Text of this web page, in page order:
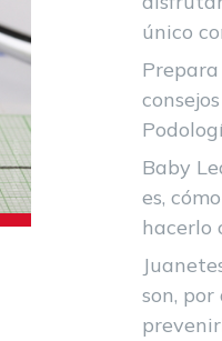
único
Baby
es,
hacerlo
son,